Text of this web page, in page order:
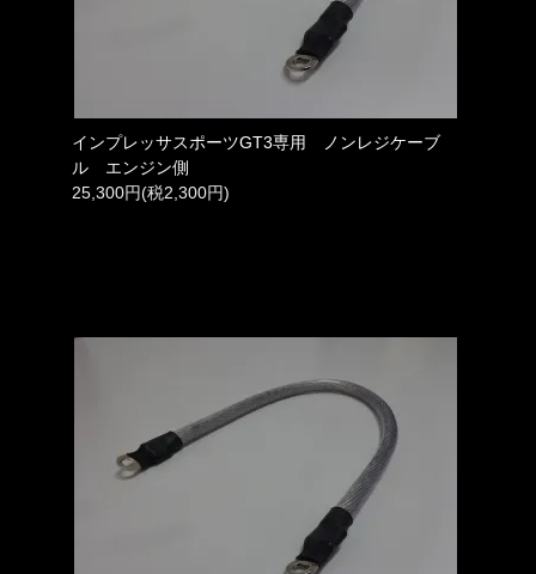
インプレッサスポーツGT3専用 ノンレジケーブ
ル エンジン側
25,300円(税2,300円)